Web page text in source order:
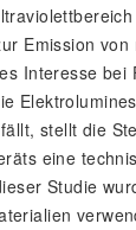
Emission von
Interesse bei
stellt die
eine
Studie